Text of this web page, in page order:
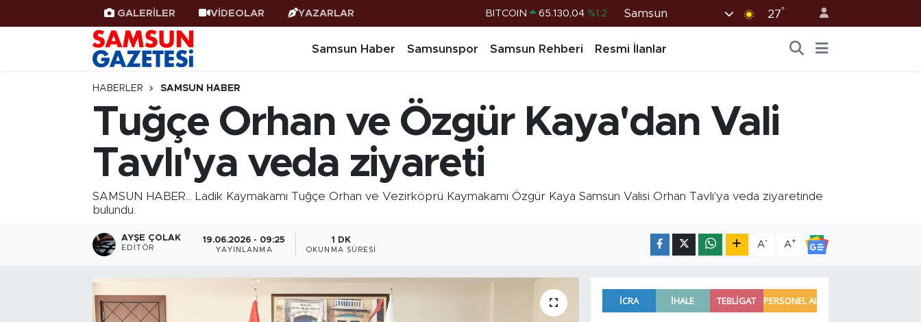
GALERİLER VİDEOLAR YAZARLAR DOLAR 47,7106 %0.17
BİST100 13.773 %-19
BITCOIN 65.130,04 %1.2
Samsun 27°
Samsun Haber Samsunspor Samsun Rehberi Resmi İlanlar
HABERLER SAMSUN HABER
Tuğçe Orhan ve Özgür Kaya'dan Vali
Tavlı'ya veda ziyareti
SAMSUN HABER... Ladik Kaymakamı Tuğçe Orhan ve Vezirköprü Kaymakamı Özgür Kaya Samsun Valisi Orhan Tavlı'ya veda ziyaretinde
bulundu.
AYŞE ÇOLAK
EDITÖR
19.06.2026 - 09:25
YAYINLANMA
1 DK
OKUNMA SÜRESI
A- A+
Samsun Haber
Samsunspor
Resmi İlanlar
Samsun Nöbetçi Eczaneler
Samsun Hava Durumu
SAMSUN Namaz Vakitleri
Samsun Trafik Yoğunluk Haritası
Süper Lig Puan Durumu ve Fikstür
Haber Arşivi